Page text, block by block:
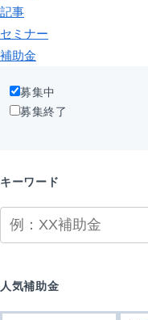
記事
セミナー
補助金
募集中
募集終了
キーワード
人気補助金